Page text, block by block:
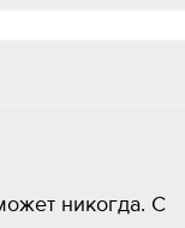
никогда. С